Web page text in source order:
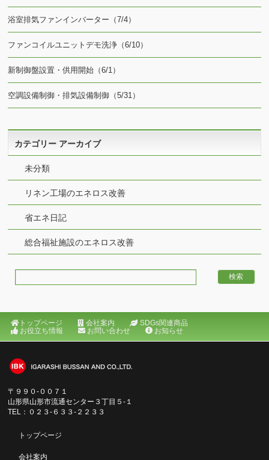
浴室排気ファンインバーター（7/4）
ファンコイルユニットデモ洗浄（6/10）
新制御盤設置・供用開始（6/1）
空調設備制御・排気設備制御（5/31）
カテゴリー アーカイブ
未分類
リネン工場のエネロス改善
省エネ日記
総合福祉施設のエネロス改善
トップページ 会社案内
SDGs関連商品
お役立ち情報
お問い合わせ お知らせ
〒９９０‐００７１
山形県山形市流通センター３丁目５‐１
TEL：０２３‐６３３‐２２３３
トップページ
会社案内